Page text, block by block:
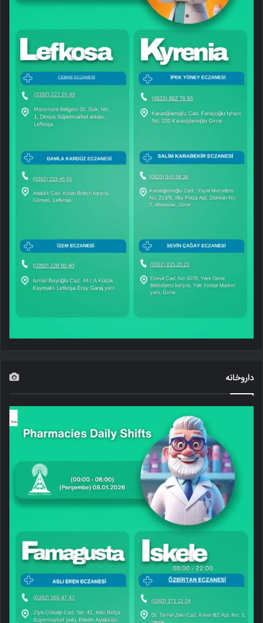
داروخانه